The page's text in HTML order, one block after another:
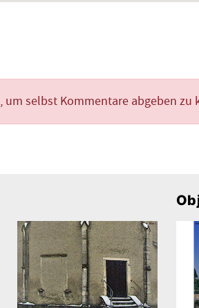
, um selbst Kommentare abgeben zu